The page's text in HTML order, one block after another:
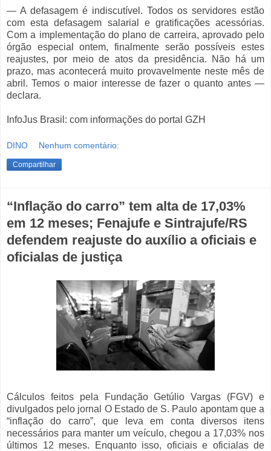
— A defasagem é indiscutível. Todos os servidores estão
com esta defasagem salarial e gratificações acessórias.
Com a implementação do plano de carreira, aprovado pelo
órgão especial ontem, finalmente serão possíveis estes
reajustes, por meio de atos da presidência. Não há um
prazo, mas acontecerá muito provavelmente neste mês de
abril. Temos o maior interesse de fazer o quanto antes —
declara.
InfoJus Brasil: com informações do portal GZH
DINO Nenhum comentário:
Compartilhar
“Inflação do carro” tem alta de 17,03%
em 12 meses; Fenajufe e Sintrajufe/RS
defendem reajuste do auxílio a oficiais e
oficialas de justiça
Cálculos feitos pela Fundação Getúlio Vargas (FGV) e
divulgados pelo jornal O Estado de S. Paulo apontam que a
“inflação do carro”, que leva em conta diversos itens
necessários para manter um veículo, chegou a 17,03% nos
últimos 12 meses. Enquanto isso, oficiais e oficialas de